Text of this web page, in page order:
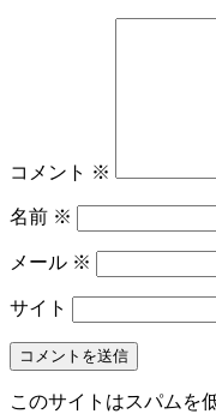
コメント ※
名前 ※
メール ※
サイト
このサイトはスパムを